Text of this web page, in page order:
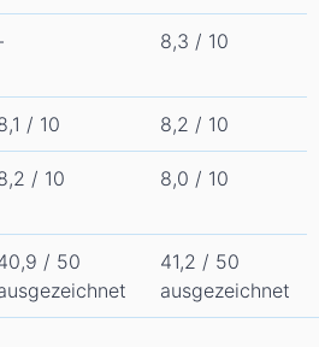
8,3 / 10
/ 10 8,2 / 10
/ 10 8,0 / 10
/ 50
41,2 / 50
ausgezeichnet